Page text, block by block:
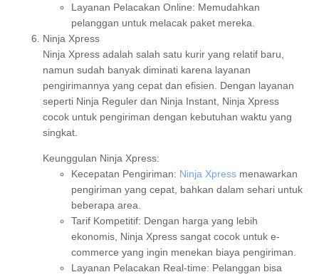
Layanan Pelacakan Online: Memudahkan
pelanggan untuk melacak paket mereka.
Ninja Xpress
Ninja Xpress adalah salah satu kurir yang relatif baru,
namun sudah banyak diminati karena layanan
pengirimannya yang cepat dan efisien. Dengan layanan
seperti Ninja Reguler dan Ninja Instant, Ninja Xpress
cocok untuk pengiriman dengan kebutuhan waktu yang
singkat.
Keunggulan Ninja Xpress:
Kecepatan Pengiriman: Ninja Xpress menawarkan
pengiriman yang cepat, bahkan dalam sehari untuk
beberapa area.
Tarif Kompetitif: Dengan harga yang lebih
ekonomis, Ninja Xpress sangat cocok untuk e-
commerce yang ingin menekan biaya pengiriman.
Layanan Pelacakan Real-time: Pelanggan bisa